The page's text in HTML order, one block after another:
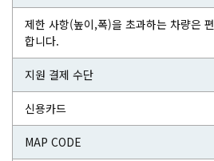
제한 사항(높이,폭)을 초과하는 차량은
합니다.
지원 결제 수단
신용카드
MAP CODE